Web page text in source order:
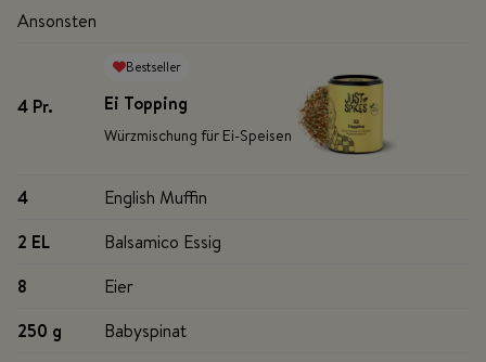
Ansonsten
4 Pr.
Bestseller
Ei Topping
Würzmischung für Ei-Speisen
4
English Muffin
2 EL
Balsamico Essig
8
Eier
250 g
Babyspinat